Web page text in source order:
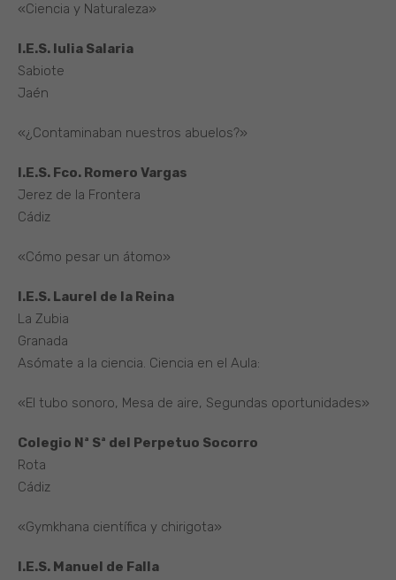
«Ciencia y Naturaleza»
I.E.S. Iulia Salaria
Sabiote
Jaén
«¿Contaminaban nuestros abuelos?»
I.E.S. Fco. Romero Vargas
Jerez de la Frontera
Cádiz
«Cómo pesar un átomo»
I.E.S. Laurel de la Reina
La Zubia
Granada
Asómate a la ciencia. Ciencia en el Aula:
«El tubo sonoro, Mesa de aire, Segundas oportunidades»
Colegio Nª Sª del Perpetuo Socorro
Rota
Cádiz
«Gymkhana científica y chirigota»
I.E.S. Manuel de Falla